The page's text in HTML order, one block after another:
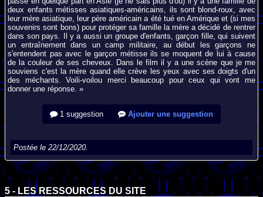
deux enfants métisses asiatiques-américains, ils sont blond-roux, avec
leur mère asiatique, leur père américain a été tué en Amérique et (si mes
souvenirs sont bons) pour protéger sa famille la mère a décidé de rentrer
dans son pays. Il y a aussi un groupe d'enfants, garçon fille, qui suivent
un entraînement dans un camp militaire, au début les garçons ne
s'entendent pas avec le garçon métisse ils se moquent de lui à cause
de la couleur de ses cheveux. Dans le film il y a une scène que je me
souviens c'est la mère quand elle crève les yeux avec ses doigts d'un
des méchants. Voili-voilou merci beaucoup pour ceux qui vont me
donner une réponse. »
1 suggestion Ajouter une suggestion
Postée le 22/12/2020.
5 - LES RESSOURCES DU SITE